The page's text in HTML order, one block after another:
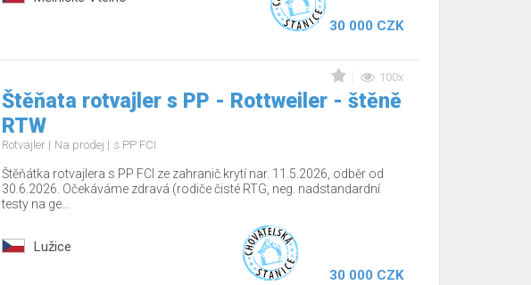
30 000 CZK
100x
Štěňata rotvajler s PP - Rottweiler - štěně
RTW
Rotvajler Na prodej s PP FCI
Štěňátka rotvajlera s PP FCI ze zahranič.krytí nar. 11.5.2026, odběr od
30.6.2026. Očekáváme zdravá (rodiče čisté RTG, neg. nadstandardní
testy na ge...
Lužice
30 000 CZK